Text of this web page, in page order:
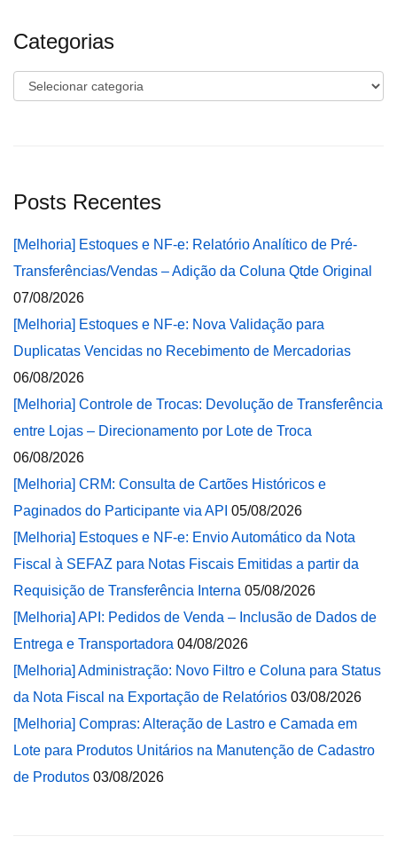
Categorias
Categorias
Posts Recentes
[Melhoria] Estoques e NF-e: Relatório Analítico de Pré-
Transferências/Vendas – Adição da Coluna Qtde Original
07/08/2026
[Melhoria] Estoques e NF-e: Nova Validação para
Duplicatas Vencidas no Recebimento de Mercadorias
06/08/2026
[Melhoria] Controle de Trocas: Devolução de Transferência
entre Lojas – Direcionamento por Lote de Troca
06/08/2026
[Melhoria] CRM: Consulta de Cartões Históricos e
Paginados do Participante via API 05/08/2026
[Melhoria] Estoques e NF-e: Envio Automático da Nota
Fiscal à SEFAZ para Notas Fiscais Emitidas a partir da
Requisição de Transferência Interna 05/08/2026
[Melhoria] API: Pedidos de Venda – Inclusão de Dados de
Entrega e Transportadora 04/08/2026
[Melhoria] Administração: Novo Filtro e Coluna para Status
da Nota Fiscal na Exportação de Relatórios 03/08/2026
[Melhoria] Compras: Alteração de Lastro e Camada em
Lote para Produtos Unitários na Manutenção de Cadastro
de Produtos 03/08/2026